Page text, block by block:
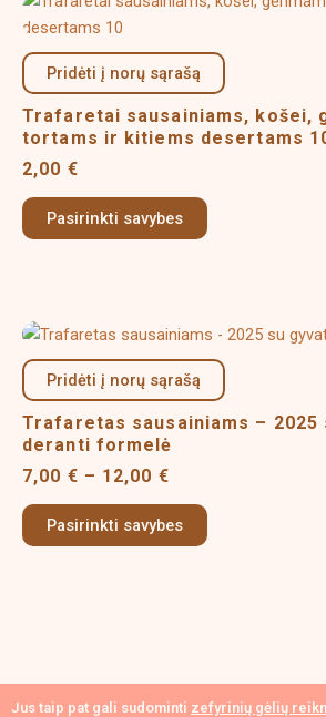
page
Pridėti į norų sąrašą
Trafaretai sausainiams, košei,
tortams ir kitiems desertams
2,00 €
Pasirinkti savybes
has
variants.
The
be
chosen
page
Pridėti į norų sąrašą
Trafaretas sausainiams – 2025
deranti formelė
7,00 € – 12,00 €
Price
7,00 €
through
12,00 €
Pasirinkti savybes
This
product
has
multiple
may
be
page
Jus taip pat gali sudominti zefyrinių gėlių